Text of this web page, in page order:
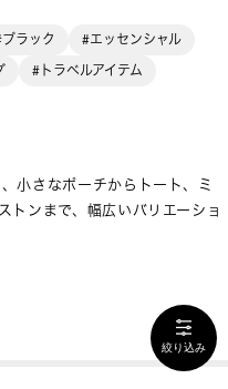
ラック
#エッセンシャル
#トラベルアイテム
小さなポーチからトート、ミ
トンまで、幅広いバリエーショ
絞り込み